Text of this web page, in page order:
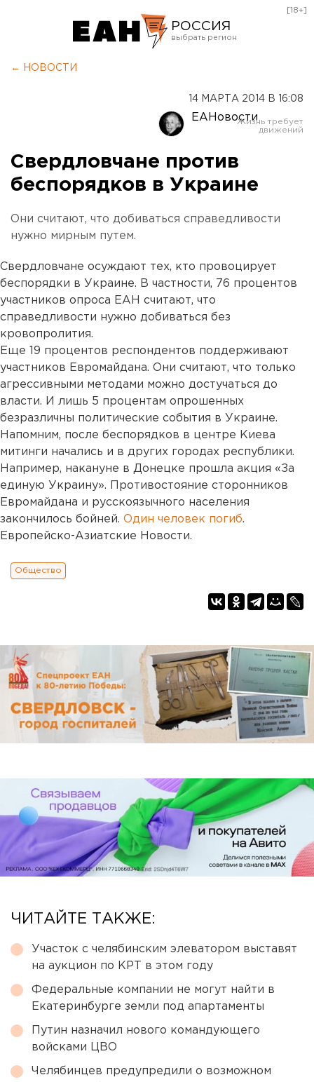
РОССИЯ
Оренбург
[18+]
← НОВОСТИ
14 МАРТА 2014 В 16:08
ЕАНовости
Свердловчане против
беспорядков в Украине
Они считают, что добиваться справедливости
нужно мирным путем.
Свердловчане осуждают тех, кто провоцирует
беспорядки в Украине. В частности, 76 процентов
участников опроса ЕАН считают, что
справедливости нужно добиваться без
кровопролития.
Еще 19 процентов респондентов поддерживают
участников Евромайдана. Они считают, что только
агрессивными методами можно достучаться до
власти. И лишь 5 процентам опрошенных
безразличны политические события в Украине.
Напомним, после беспорядков в центре Киева
митинги начались и в других городах республики.
Например, накануне в Донецке прошла акция «За
единую Украину». Противостояние сторонников
Евромайдана и русскоязычного населения
закончилось бойней. Один человек погиб.
Европейско-Азиатские Новости.
Общество
ЧИТАЙТЕ ТАКЖЕ:
Участок с челябинским элеватором выставят
на аукцион по КРТ в этом году
Федеральные компании не могут найти в
Екатеринбурге земли под апартаменты
Путин назначил нового командующего
войсками ЦВО
Челябинцев предупредили о возможном